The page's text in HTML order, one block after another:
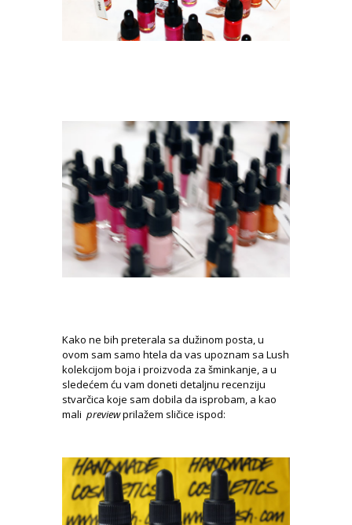
Kako ne bih preterala sa dužinom posta, u
ovom sam samo htela da vas upoznam sa Lush
kolekcijom boja i proizvoda za šminkanje, a u
sledećem ću vam doneti detaljnu recenziju
stvarčica koje sam dobila da isprobam, a kao
mali previewprilažem sličice ispod: